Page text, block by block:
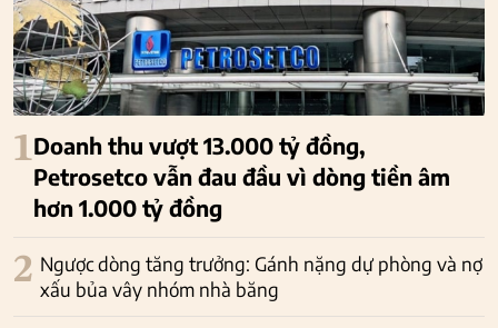
1Doanh thu vượt 13.000 tỷ đồng,
Petrosetco vẫn đau đầu vì dòng tiền âm
hơn 1.000 tỷ đồng
2 Ngược dòng tăng trưởng: Gánh nặng dự phòng và nợ
xấu bủa vây nhóm nhà băng